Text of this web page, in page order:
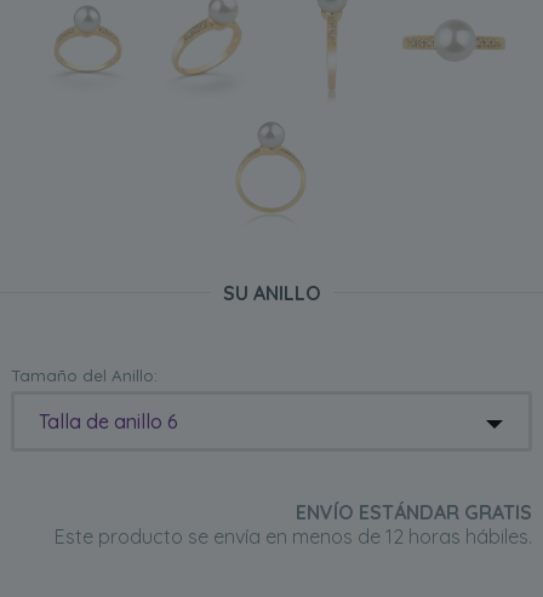
SU ANILLO
Tamaño del Anillo:
Talla de anillo 6
ENVÍO ESTÁNDAR GRATIS
Este producto se envía en menos de 12 horas hábiles.